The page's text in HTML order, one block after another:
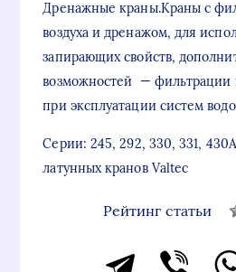
Дренажные краны.Краны с
воздуха и дренажом, для
запирающих свойств,
возможностей — фильтрации
при эксплуатации систем
Серии: 245, 292, 330, 331,
латунных кранов Valtec
Рейтинг статьи